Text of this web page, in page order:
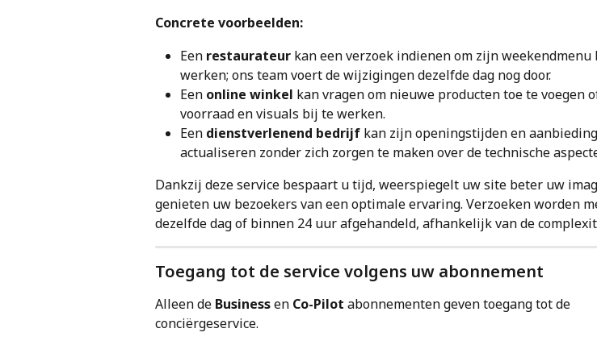
Concrete voorbeelden:
Een restaurateur kan een verzoek indienen om zijn weekendmenu
werken; ons team voert de wijzigingen dezelfde dag nog door.
Een online winkel kan vragen om nieuwe producten toe te voegen
voorraad en visuals bij te werken.
Een dienstverlenend bedrijf kan zijn openingstijden en
actualiseren zonder zich zorgen te maken over de technische
Dankzij deze service bespaart u tijd, weerspiegelt uw site beter uw
genieten uw bezoekers van een optimale ervaring. Verzoeken worden
dezelfde dag of binnen 24 uur afgehandeld, afhankelijk van de
Toegang tot de service volgens uw abonnement
Alleen de Business en Co-Pilot abonnementen geven toegang tot de
conciërgeservice.